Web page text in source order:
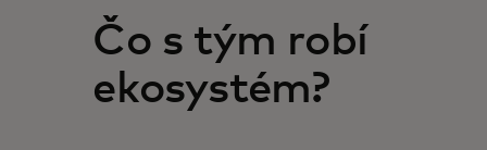
Čo s tým robí
ekosystém?